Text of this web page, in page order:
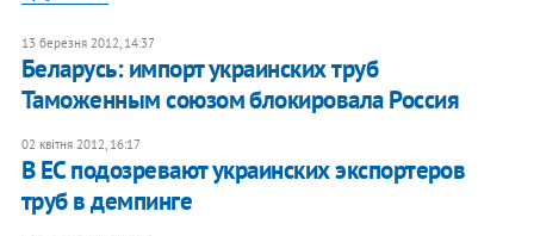
13 березня 2012, 14:37
Беларусь: импорт украинских труб
Таможенным союзом блокировала Россия
02 квітня 2012, 16:17
В ЕС подозревают украинских экспортеров
труб в демпинге